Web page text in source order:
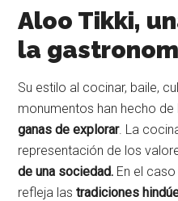
Aloo Tikki,
la
Su estilo al cocinar, baile,
monumentos han hecho
ganas de explorar. La
representación de los
de una sociedad. En el
refleja las tradiciones